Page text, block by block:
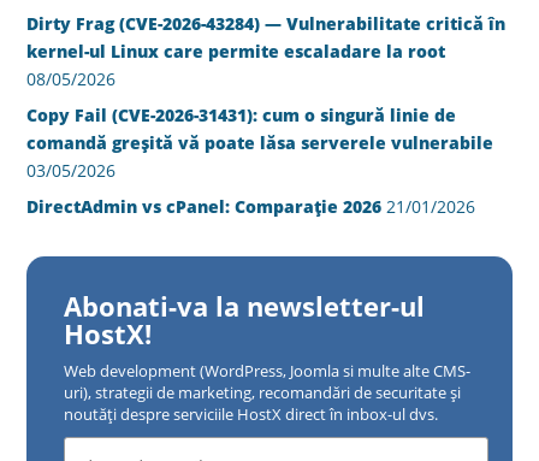
Dirty Frag (CVE-2026-43284) — Vulnerabilitate critică în
kernel-ul Linux care permite escaladare la root
08/05/2026
Copy Fail (CVE-2026-31431): cum o singură linie de
comandă greșită vă poate lăsa serverele vulnerabile
03/05/2026
DirectAdmin vs cPanel: Comparație 2026 21/01/2026
Abonati-va la newsletter-ul
HostX!
Web development (WordPress, Joomla si multe alte CMS-
uri), strategii de marketing, recomandări de securitate și
noutăți despre serviciile HostX direct în inbox-ul dvs.